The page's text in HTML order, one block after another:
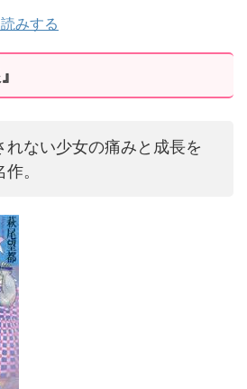
みする
れない少女の痛みと成長を
。